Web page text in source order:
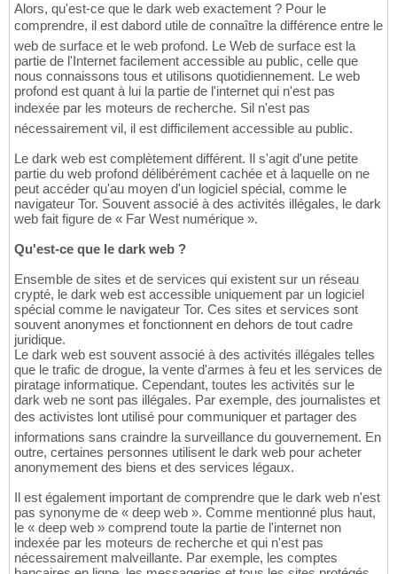
Alors, qu'est-ce que le dark web exactement ? Pour le
comprendre, il est dabord utile de connaître la différence entre le
web de surface et le web profond. Le Web de surface est la
partie de l'Internet facilement accessible au public, celle que
nous connaissons tous et utilisons quotidiennement. Le web
profond est quant à lui la partie de l'internet qui n'est pas
indexée par les moteurs de recherche. Sil n'est pas
nécessairement vil, il est difficilement accessible au public.
Le dark web est complètement différent. Il s'agit d'une petite
partie du web profond délibérément cachée et à laquelle on ne
peut accéder qu'au moyen d'un logiciel spécial, comme le
navigateur Tor. Souvent associé à des activités illégales, le dark
web fait figure de « Far West numérique ».
Qu'est-ce que le dark web ?
Ensemble de sites et de services qui existent sur un réseau
crypté, le dark web est accessible uniquement par un logiciel
spécial comme le navigateur Tor. Ces sites et services sont
souvent anonymes et fonctionnent en dehors de tout cadre
juridique.
Le dark web est souvent associé à des activités illégales telles
que le trafic de drogue, la vente d'armes à feu et les services de
piratage informatique. Cependant, toutes les activités sur le
dark web ne sont pas illégales. Par exemple, des journalistes et
des activistes lont utilisé pour communiquer et partager des
informations sans craindre la surveillance du gouvernement. En
outre, certaines personnes utilisent le dark web pour acheter
anonymement des biens et des services légaux.
Il est également important de comprendre que le dark web n'est
pas synonyme de « deep web ». Comme mentionné plus haut,
le « deep web » comprend toute la partie de l'internet non
indexée par les moteurs de recherche et qui n'est pas
nécessairement malveillante. Par exemple, les comptes